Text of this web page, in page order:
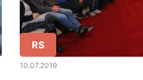
RS
10.07.2019